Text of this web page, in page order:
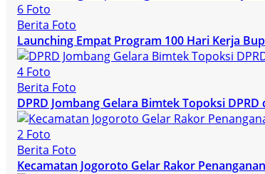
6 Foto
Berita Foto
Launching Empat Program 100 Hari Kerja
4 Foto
Berita Foto
DPRD Jombang Gelara Bimtek Topoksi
2 Foto
Berita Foto
Kecamatan Jogoroto Gelar Rakor